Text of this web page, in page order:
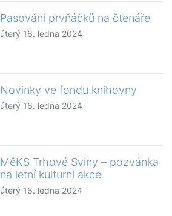
Pasování prvňáčků na čtenáře
úterý 16. ledna 2024
Novinky ve fondu knihovny
úterý 16. ledna 2024
MěKS Trhové Sviny – pozvánka
na letní kulturní akce
úterý 16. ledna 2024